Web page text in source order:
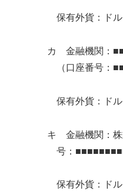
保有外貨：ドル
カ 金融機関：
（口座番号：
保有外貨：ドル
キ 金融機関：株
号：
保有外貨：ドル